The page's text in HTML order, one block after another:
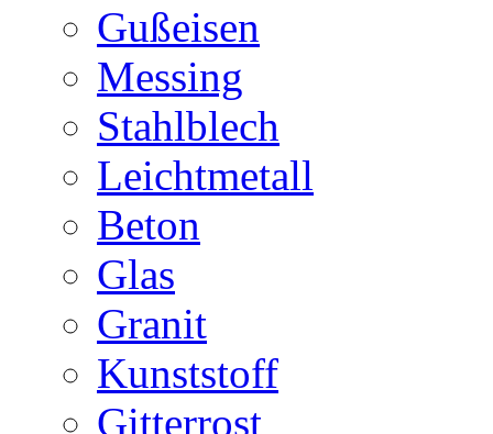
Gußeisen
Messing
Stahlblech
Leichtmetall
Beton
Glas
Granit
Kunststoff
Gitterrost